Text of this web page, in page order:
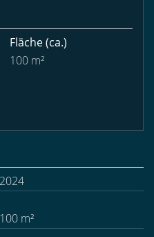
Fläche(ca.)
100 m²
2024
100 m²